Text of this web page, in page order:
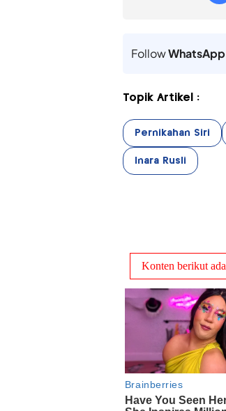
Follow
Topik Artikel :
Pernikahan Siri
Inara Rusli